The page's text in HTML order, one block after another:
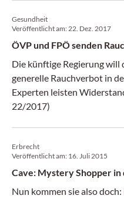
Gesundheit
Veröffentlicht am:22. Dez. 2017
ÖVP und FPÖ senden
Die künftige Regierung will
generelle Rauchverbot in
Experten leisten Widerstand. (Pharmaceutical
22/2017)
Erbrecht
Veröffentlicht am: 16. Juli 2015
Cave: Mystery Shopper
Nun kommen sie also